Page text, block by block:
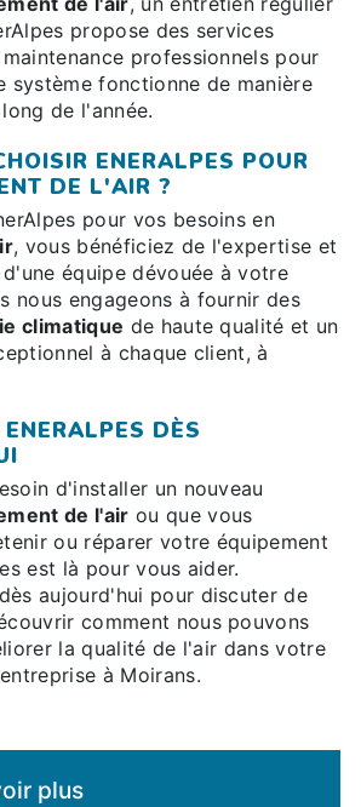
propose des services
professionnels pour
système fonctionne de manière
de l'année.
ENERALPES POUR
DE L'AIR ?
pour vos besoins en
, vous bénéficiez de l'expertise et
équipe dévouée à votre
nous engageons à fournir des
climatique de haute qualité et un
à chaque client, à
DÈS
d'installer un nouveau
de l'air ou que vous
ou réparer votre équipement
est là pour vous aider.
aujourd'hui pour discuter de
comment nous pouvons
la qualité de l'air dans votre
à Moirans.
plus